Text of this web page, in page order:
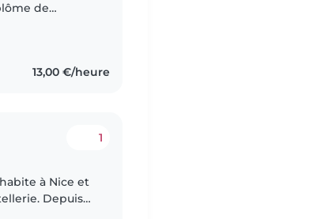
de
13,00 €/heure
1
à Nice et
Depuis